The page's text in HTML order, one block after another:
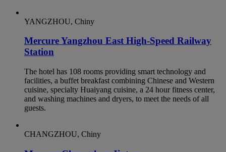
YANGZHOU, Chiny
Mercure Yangzhou East High-Speed Railway
Station
The hotel has 108 rooms providing smart technology and
facilities, a buffet breakfast combining Chinese and Western
cuisine, specialty Huaiyang cuisine, a 24 hour fitness center,
and washing machines and dryers, to meet the needs of all
guests.
CHANGZHOU, Chiny